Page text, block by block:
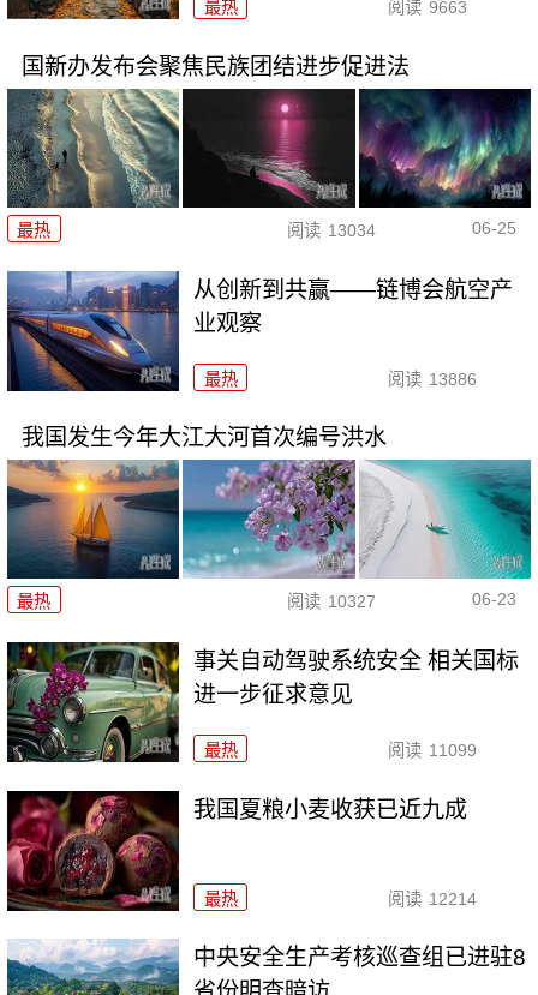
最热 阅读 9663
国新办发布会聚焦民族团结进步促进法
最热 阅读 13034 06-25
从创新到共赢——链博会航空产
业观察
最热 阅读 13886
我国发生今年大江大河首次编号洪水
最热 阅读 10327 06-23
事关自动驾驶系统安全 相关国标
进一步征求意见
最热 阅读 11099
我国夏粮小麦收获已近九成
最热 阅读 12214
中央安全生产考核巡查组已进驻8